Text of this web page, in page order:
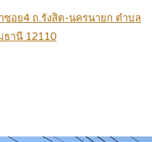
อย4 ถ.รังสิต-นครนายก ตำบล
ธานี 12110